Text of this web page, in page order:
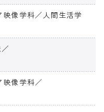
像学科／人間生活学
像学科／